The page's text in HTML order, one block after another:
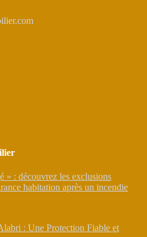
» : découvrez les exclusions
habitation après un incendie
: Une Protection Fiable et